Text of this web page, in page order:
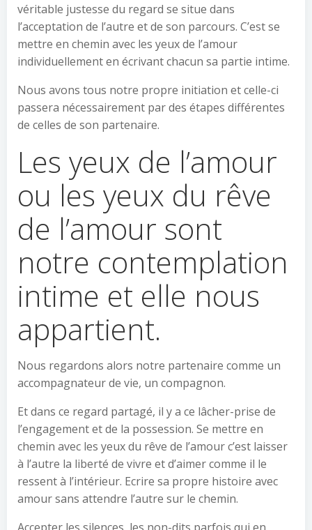
véritable justesse du regard se situe dans
l’acceptation de l’autre et de son parcours. C’est se
mettre en chemin avec les yeux de l’amour
individuellement en écrivant chacun sa partie intime.
Nous avons tous notre propre initiation et celle-ci
passera nécessairement par des étapes différentes
de celles de son partenaire.
Les yeux de l’amour
ou les yeux du rêve
de l’amour sont
notre contemplation
intime et elle nous
appartient.
Nous regardons alors notre partenaire comme un
accompagnateur de vie, un compagnon.
Et dans ce regard partagé, il y a ce lâcher-prise de
l’engagement et de la possession. Se mettre en
chemin avec les yeux du rêve de l’amour c’est laisser
à l’autre la liberté de vivre et d’aimer comme il le
ressent à l’intérieur. Ecrire sa propre histoire avec
amour sans attendre l’autre sur le chemin.